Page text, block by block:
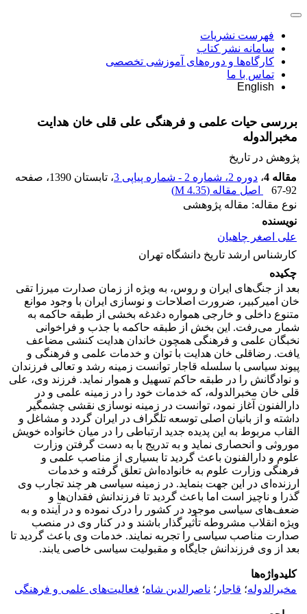
فهرست نشریات
سامانه نشر کتاب
کارگاه‌ها و دوره‌های آموزشی تخصصی
تماس با ما
English
بررسی حیات علمی و فرهنگی علی قلی خان هدایت
مخبرالدوله
پژوهش در تاریخ
مقاله 4
، دوره 2، شماره 2 - شماره پیاپی 3 ، تابستان 1390
، صفحه
67-92
اصل مقاله (4.35 M
)
نوع مقاله: مقاله پژوهشی
نویسنده
علی اصغر چاهیان
کارشناس ارشد تاریخ دانشگاه تهران
چکیده
بعد از جنگ‌های ایران و روس، به ویژه از زمان صدارت میرزا تقی
خان امیرکبیر، ضرورت اصلاحات و نوسازی ایران با وجود موانع
متنوع داخلی و خارجی همواره دغدغه بخشی از طبقه حاکمه به
شمار می‌رفت. این بخش از طبقه حاکمه با جذب و فراخوانی
نخبگان علمی و فرهنگی همچون خاندان هدایت کنشی مضاعف
یافت. رضاقلی خان هدایت با توان و خدمات علمی و فرهنگی و
پیوند سیاسی با سلسله قاجار توانست زمینه رشد و تعالی فرزندان
و نوادگانش را در طبقه حاکم تسهیل و هموار نماید. فرزند وی، علی
قلی خان مخبرالدوله، که خدمات خود را در زمینه علمی و در
دارالفنون آغاز نمود، توانست در زمینه نوسازی نقشی چشمگیر
داشته و از بانیان اصلی توسعه تلگراف در ایران گردد و مشاغل و
القاب مربوط به این پدیده جدید ارتباطی را در میان خانواده خویش
موروثی و انحصاری نماید و به تدریج با به دست گرفتن وزارت
علوم و دارالفنون باعث گردید تا بسیاری از مناصب علمی و
فرهنگی وزارت علوم به خانواده‌اش تعلق گرفته و خدمات
ارزنده‌ای در این جهت بنماید. در زمینه سیاسی هر چند تجارب وی
گذرا و ناچیز است اما باعث گردید تا فرزندانش فقدان‌ها و
ضعف‌های سیاسی موجود در کشور را درک نموده و در آینده و به
ویژه انقلاب مشروطه تأثیرگذار باشند و در کنار وی در منصب
صدارت مناصب سیاسی را تجربه نمایند. خدمات وی باعث گردید تا
بعد از وی فرزندانش جایگاه و مقبولیت سیاسی خاصی یابند.
کلیدواژه‌ها
مخبرالدوله؛ قاجار ؛ ناصرالدین شاه؛ فعالیت‌های علمی و فرهنگی